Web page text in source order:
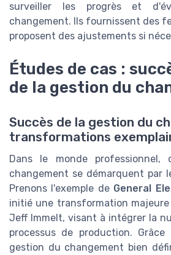
surveiller les progrès et
changement. Ils fournissent des
proposent des ajustements si
Études de cas :
de la gestion du
Succès de la gestion du
transformations
Dans le monde professionnel,
changement se démarquent par
Prenons l'exemple de General
initié une transformation
Jeff Immelt, visant à intégrer la
processus de production.
gestion du changement bien